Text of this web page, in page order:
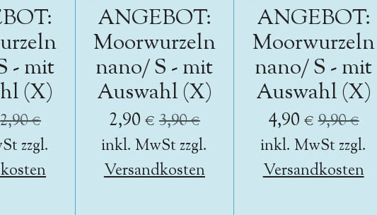
- mit
(X)
2,90 €
zzgl.
ANGEBOT:
Moorwurzeln
nano/ S - mit
Auswahl (X)
2,90 € 3,90 €
inkl. MwSt zzgl.
Versandkosten
ANGEBOT:
Moorwurzeln
nano/ S - mit
Auswahl (X)
4,90 € 9,90 €
inkl. MwSt zzgl.
Versandkosten